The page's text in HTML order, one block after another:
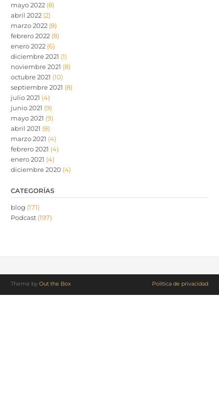
mayo 2022 (8)
abril 2022 (2)
marzo 2022 (8)
febrero 2022 (8)
enero 2022 (6)
diciembre 2021 (1)
noviembre 2021 (8)
octubre 2021 (10)
septiembre 2021 (8)
julio 2021 (4)
junio 2021 (9)
mayo 2021 (9)
abril 2021 (8)
marzo 2021 (4)
febrero 2021 (4)
enero 2021 (4)
diciembre 2020 (4)
CATEGORÍAS
blog (171)
Podcast (197)
Theme by Out the Box Política de privacidad